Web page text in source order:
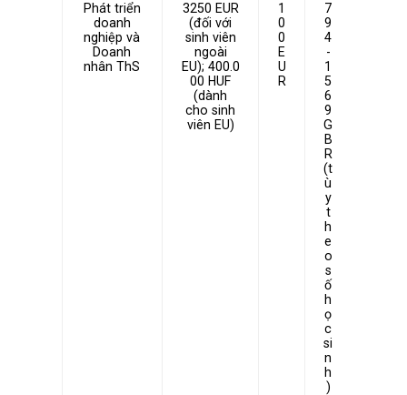
Phát triển
doanh
nghiệp và
Doanh
nhân ThS
3250 EUR
(đối với
sinh viên
ngoài
EU); 400.0
00 HUF
(dành
cho sinh
viên EU)
1
0
0
E
U
R
7
9
4
-
1
5
6
9
G
B
R
(t
ù
y
t
h
e
o
s
ố
h
ọ
c
si
n
h
)